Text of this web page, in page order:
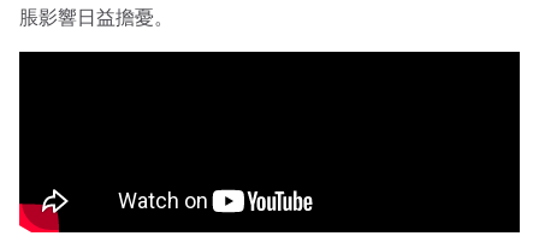
脹影響日益擔憂。